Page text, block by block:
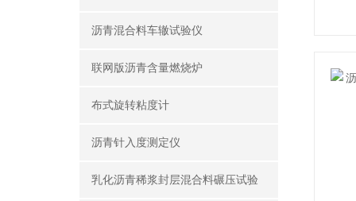
沥青混合料车辙试验仪
联网版沥青含量燃烧炉
布式旋转粘度计
沥青针入度测定仪
乳化沥青稀浆封层混合料碾压试验